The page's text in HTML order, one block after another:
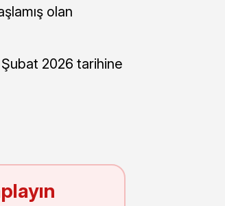
olan
2026 tarihine